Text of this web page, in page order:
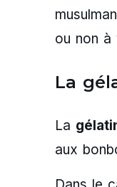
ou non à
La
La
aux